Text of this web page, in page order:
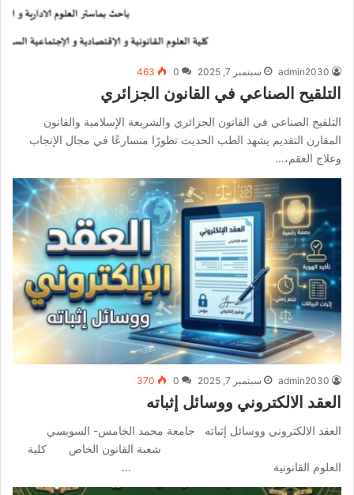
admin2030 سبتمبر 7, 2025 0
463
التلقيح الصناعي في القانون الجزائري
التلقيح الصناعي في القانون الجزائري والشريعة الإسلامية والقانون
المقارن التقديم يشهد الطب الحديث تطورًا متسارعًا في مجال الإنجاب
وعلاج العقم،…
admin2030 سبتمبر 7, 2025 0
370
العقد الالكتروني ووسائل إثباته
العقد الالكتروني ووسائل إثباته جامعة محمد الخامس- السويسي
شعبة القانون الخاص كلية
العلوم القانونية …